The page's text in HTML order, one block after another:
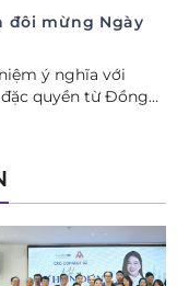
đôi mừng Ngày
ý nghĩa với
quyền từ Đồng